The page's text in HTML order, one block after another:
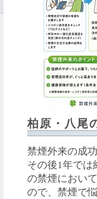
柏原・八尾
禁煙外来の成
その後1年では
の禁煙におい
ので、禁煙で